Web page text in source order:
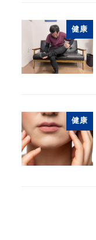
健康
健康